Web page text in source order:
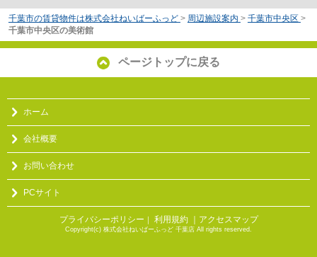
千葉市の賃貸物件は株式会社ねいばーふっど > 周辺施設案内 > 千葉市中央区 >
千葉市中央区の美術館
ページトップに戻る
ホーム
会社概要
お問い合わせ
PCサイト
プライバシーポリシー ｜ 利用規約 ｜アクセスマップ
Copyright(c) 株式会社ねいばーふっど 千葉店 All rights reserved.